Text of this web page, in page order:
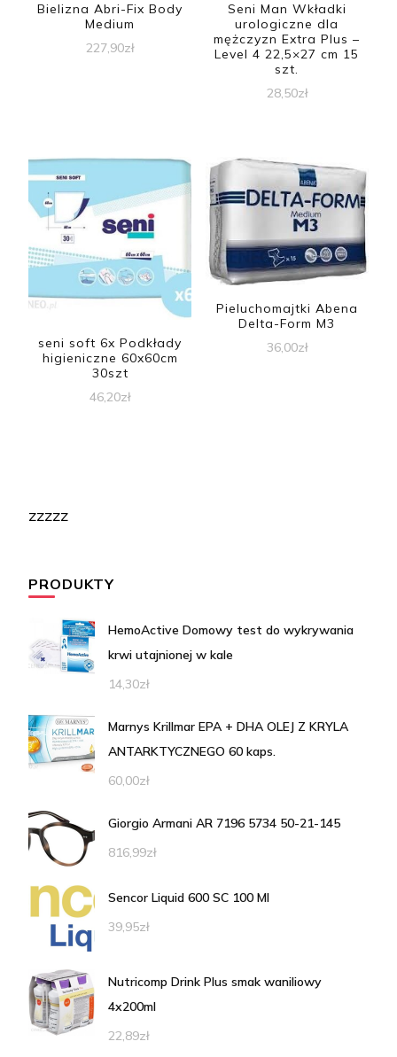
Bielizna Abri-Fix Body
Medium
227,90zł
Seni Man Wkładki
urologiczne dla
mężczyzn Extra Plus –
Level 4 22,5×27 cm 15
szt.
28,50zł
seni soft 6x Podkłady
higieniczne 60x60cm
30szt
46,20zł
Pieluchomajtki Abena
Delta-Form M3
36,00zł
zzzzz
PRODUKTY
HemoActive Domowy test do wykrywania
krwi utajnionej w kale
14,30zł
Marnys Krillmar EPA + DHA OLEJ Z KRYLA
ANTARKTYCZNEGO 60 kaps.
60,00zł
Giorgio Armani AR 7196 5734 50-21-145
816,99zł
Sencor Liquid 600 SC 100 Ml
39,95zł
Nutricomp Drink Plus smak waniliowy
4x200ml
22,89zł